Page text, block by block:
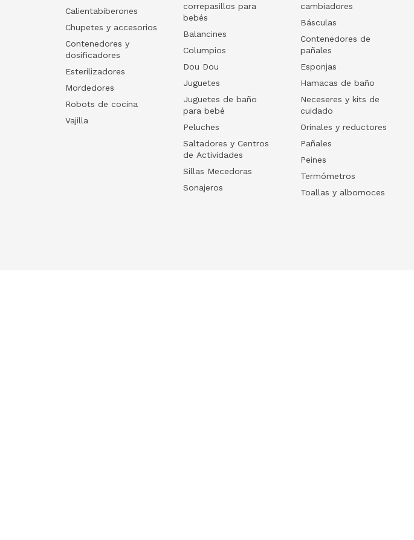
Calientabiberones
Chupetes y accesorios
Contenedores y
dosificadores
Esterilizadores
Mordedores
Robots de cocina
Vajilla
correpasillos para
bebés
Balancines
Columpios
Dou Dou
Juguetes
Juguetes de baño
para bebé
Peluches
Saltadores y Centros
de Actividades
Sillas Mecedoras
Sonajeros
cambiadores
Básculas
Contenedores de
pañales
Esponjas
Hamacas de baño
Neceseres y kits de
cuidado
Orinales y reductores
Pañales
Peines
Termómetros
Toallas y albornoces